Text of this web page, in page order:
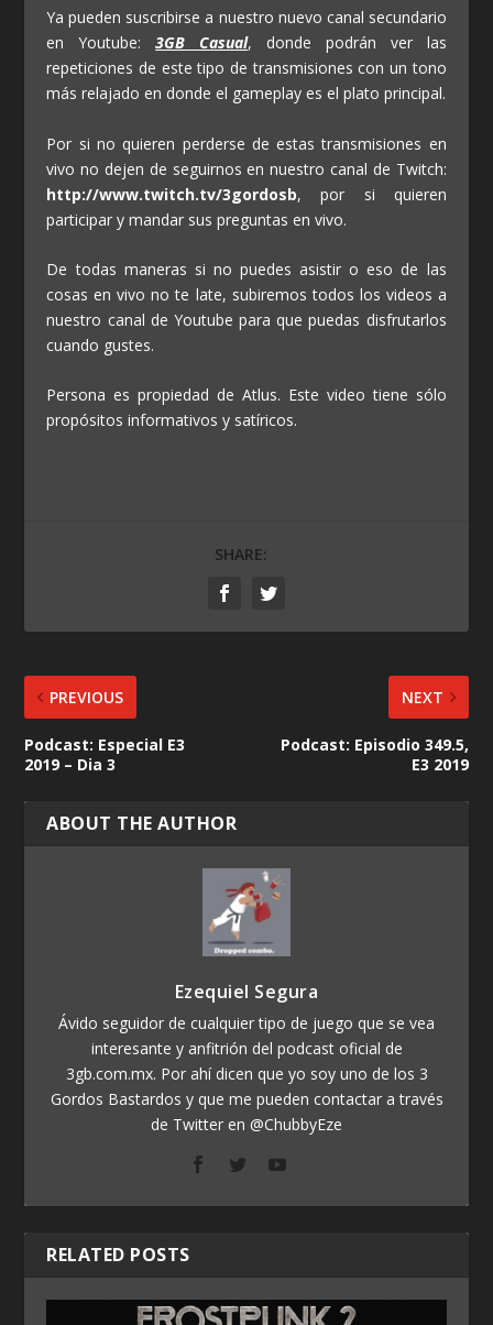
Ya pueden suscribirse a nuestro nuevo canal secundario
en Youtube:3GB Casual, donde podrán ver las
repeticiones de este tipo de transmisiones con un tono
más relajado en donde el gameplay es el plato principal.
Por si no quieren perderse de estas transmisiones en
vivo no dejen de seguirnos en nuestro canal de Twitch:
http://www.twitch.tv/3gordosb, por si quieren
participar y mandar sus preguntas en vivo.
De todas maneras si no puedes asistir o eso de las
cosas en vivo no te late, subiremos todos los videos a
nuestro canal de Youtube para que puedas disfrutarlos
cuando gustes.
Persona es propiedad de Atlus. Este video tiene sólo
propósitos informativos y satíricos.
SHARE:
PREVIOUS
Podcast: Especial E3
2019 – Dia 3
NEXT
Podcast: Episodio 349.5,
E3 2019
ABOUT THE AUTHOR
Ezequiel Segura
Ávido seguidor de cualquier tipo de juego que se vea
interesante y anfitrión del podcast oficial de
3gb.com.mx. Por ahí dicen que yo soy uno de los 3
Gordos Bastardos y que me pueden contactar a través
de Twitter en @ChubbyEze
RELATED POSTS